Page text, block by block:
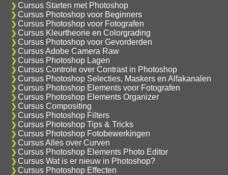
Cursus Starten met Photoshop
Cursus Photoshop voor Beginners
Cursus Photoshop voor Fotografen
Cursus Kleurtheorie en Colorgrading
Cursus Photoshop voor Gevorderden
Cursus Adobe Camera Raw
Cursus Photoshop Lagen
Cursus Controle over Contrast in Photoshop
Cursus Photoshop Selecties, Maskers en Alfakanalen
Cursus Photoshop Elements voor Fotografen
Cursus Photoshop Elements Organizer
Cursus Compositing
Cursus Photoshop Filters
Cursus Photoshop Tips & Tricks
Cursus Photoshop Fotobewerkingen
Cursus Alles over Curven
Cursus Photoshop Elements Photo Editor
Cursus Wat is er nieuw in Photoshop?
Cursus Photoshop Effecten